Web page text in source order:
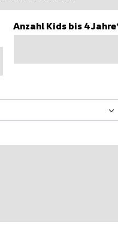
Anzahl Kids bis 4